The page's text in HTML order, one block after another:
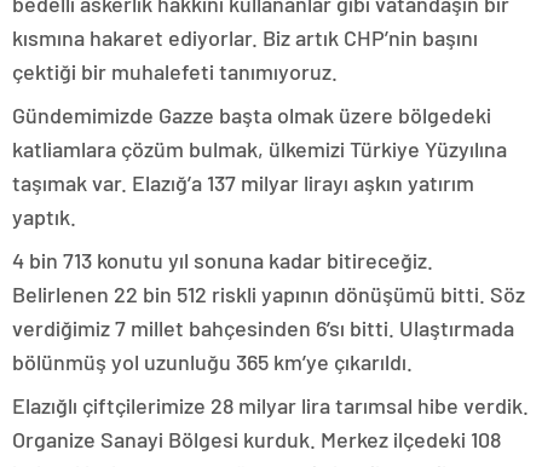
kısmına hakaret ediyorlar. Biz artık CHP’nin başını
çektiği bir muhalefeti tanımıyoruz.
Gündemimizde Gazze başta olmak üzere bölgedeki
katliamlara çözüm bulmak, ülkemizi Türkiye Yüzyılına
taşımak var. Elazığ’a 137 milyar lirayı aşkın yatırım
yaptık.
4 bin 713 konutu yıl sonuna kadar bitireceğiz.
Belirlenen 22 bin 512 riskli yapının dönüşümü bitti. Söz
verdiğimiz 7 millet bahçesinden 6’sı bitti. Ulaştırmada
bölünmüş yol uzunluğu 365 km’ye çıkarıldı.
Elazığlı çiftçilerimize 28 milyar lira tarımsal hibe verdik.
Organize Sanayi Bölgesi kurduk. Merkez ilçedeki 108